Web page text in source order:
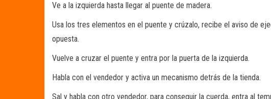
Ve a la izquierda hasta llegar al puente de madera.
Usa los tres elementos en el puente y crúzalo, recibe el aviso de
opuesta.
Vuelve a cruzar el puente y entra por la puerta de la izquierda.
Habla con el vendedor y activa un mecanismo detrás de la tienda.
Sal y habla con otro vendedor, para conseguir la cuerda, entra al